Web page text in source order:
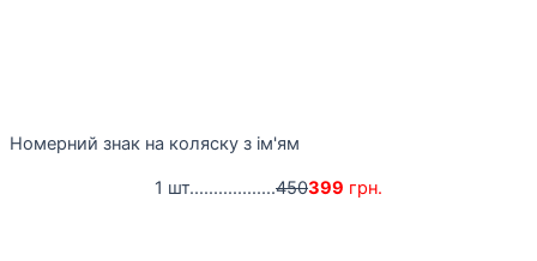
Номерний знак на коляску з ім'ям
1 шт..................450399 грн.